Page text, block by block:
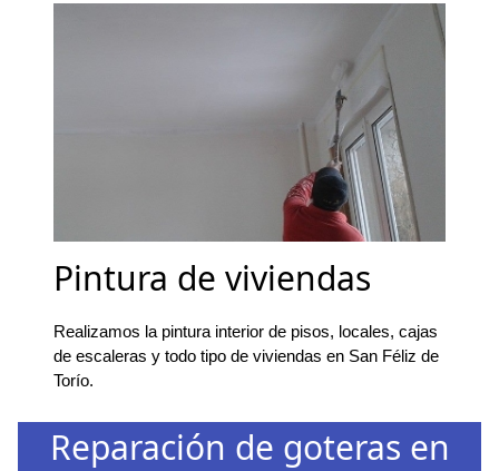
Pintura de viviendas
Realizamos la pintura interior de pisos, locales, cajas
de escaleras y todo tipo de viviendas en San Féliz de
Torío.
Reparación de goteras en